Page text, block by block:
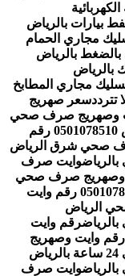
بيارات بالرياض
مجاري الحمام
بالرياض
بالرياض
مجاري المطابخ
سعر صهريج
رقم وايت وصهريج صرف صحي
وايت شفط صرف صحي غرب الرياض 0501078510 رقم
صحي شرق الرياض
وايت صرف
رقم وايت وصهريج صرف صحي
وايت صرف صحي شمال الرياض 0501078510 رقم وايت
الرياض
رقم وايت
شفط صرف صحي في الرياض 0501078510 رقم وايت وصهريج
وايت شفط صرف صحي 24 ساعة بالرياض
وايت صرف